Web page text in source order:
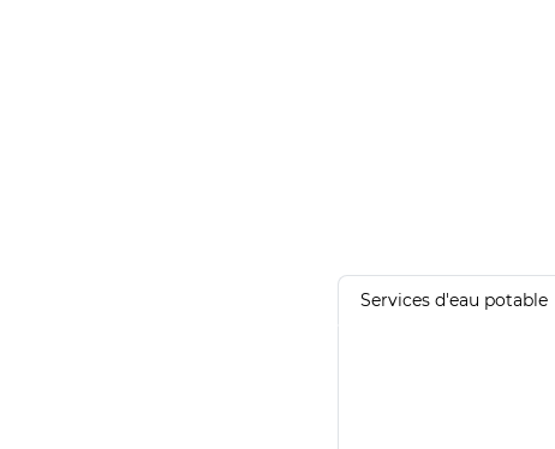
Services d'eau potable